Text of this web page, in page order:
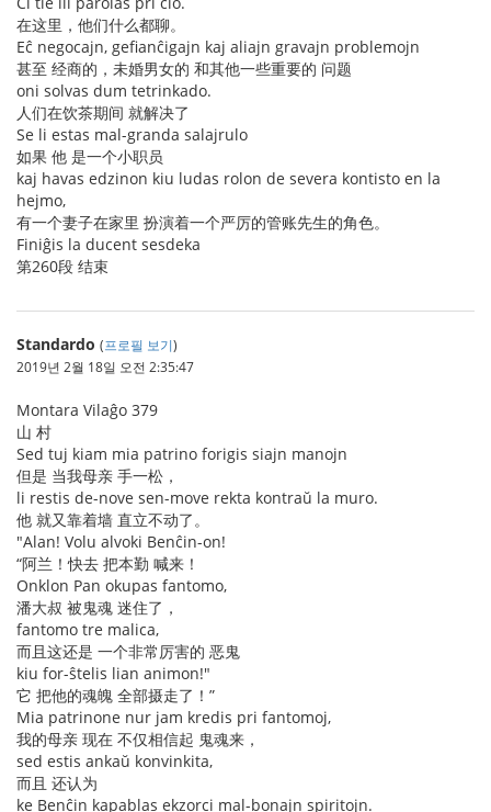
在这里，他们什么都聊。
Eĉ negocajn, gefianĉigajn kaj aliajn gravajn problemojn
甚至 经商的，未婚男女的 和其他一些重要的 问题
oni solvas dum tetrinkado.
人们在饮茶期间 就解决了
Se li estas mal-granda salajrulo
如果 他 是一个小职员
kaj havas edzinon kiu ludas rolon de severa kontisto en la
hejmo,
有一个妻子在家里 扮演着一个严厉的管账先生的角色。
Finiĝis la ducent sesdeka
第260段 结束
Standardo (프로필 보기)
2019년 2월 18일 오전 2:35:47
Montara Vilaĝo 379
山 村
Sed tuj kiam mia patrino forigis siajn manojn
但是 当我母亲 手一松，
li restis de-nove sen-move rekta kontraŭ la muro.
他 就又靠着墙 直立不动了。
"Alan! Volu alvoki Benĉin-on!
“阿兰！快去 把本勤 喊来！
Onklon Pan okupas fantomo,
潘大叔 被鬼魂 迷住了，
fantomo tre malica,
而且这还是 一个非常厉害的 恶鬼
kiu for-ŝtelis lian animon!"
它 把他的魂魄 全部摄走了！”
Mia patrinone nur jam kredis pri fantomoj,
我的母亲 现在 不仅相信起 鬼魂来，
sed estis ankaŭ konvinkita,
而且 还认为
ke Benĉin kapablas ekzorci mal-bonajn spiritojn.